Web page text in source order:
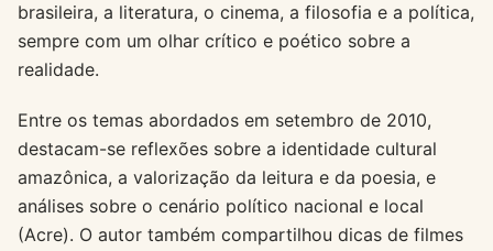
brasileira, a literatura, o cinema, a filosofia e a política,
sempre com um olhar crítico e poético sobre a
realidade.
Entre os temas abordados em setembro de 2010,
destacam-se reflexões sobre a identidade cultural
amazônica, a valorização da leitura e da poesia, e
análises sobre o cenário político nacional e local
(Acre). O autor também compartilhou dicas de filmes